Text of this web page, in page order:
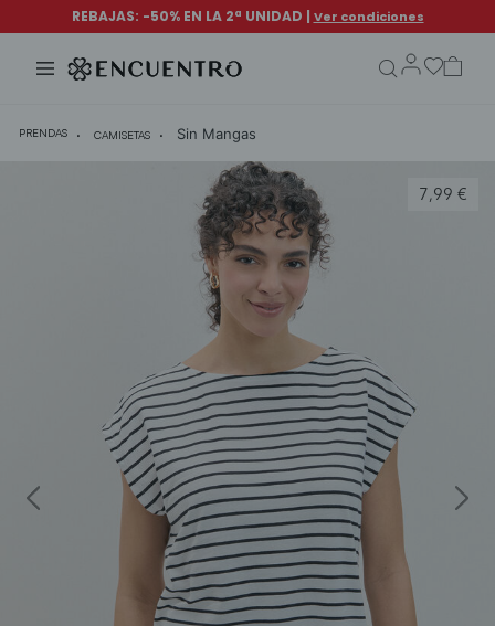
PRENDAS CAMISETAS Sin Mangas
7,99 €